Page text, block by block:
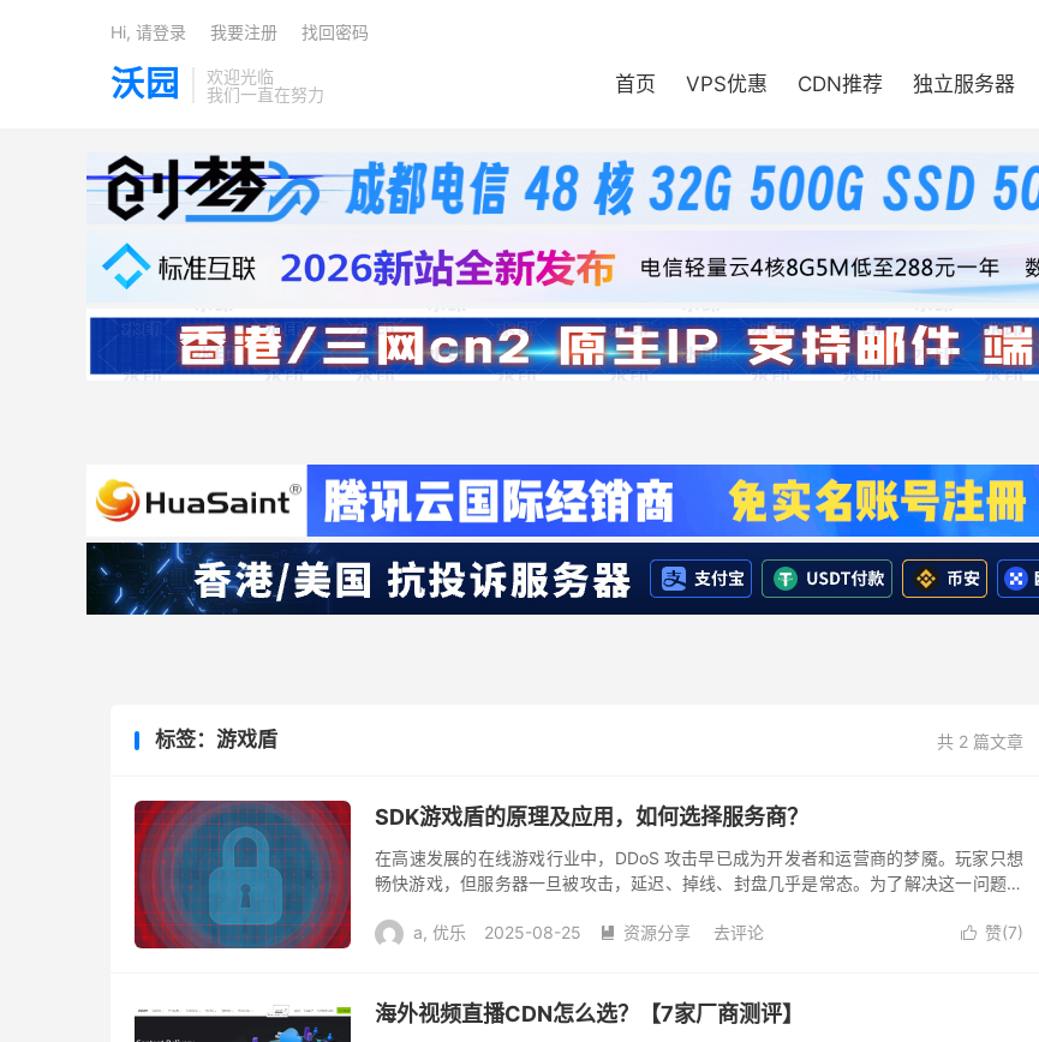
沃园
欢迎光临
我们一直在努力
首页 VPS优惠 CDN推荐 独立服务器
Hi, 请登录 我要注册 找回密码
共 2 篇文章
标签：游戏盾
SDK游戏盾的原理及应用，如何选择服务商？
在高速发展的在线游戏行业中，DDoS 攻击早已成为开发者和运营商的梦魇。玩家只想
畅快游戏，但服务器一旦被攻击，延迟、掉线、封盘几乎是常态。为了解决这一问题，
 赞(7)
a, 优乐 2025-08-25  资源分享 去评论
海外视频直播CDN怎么选？【7家厂商测评】